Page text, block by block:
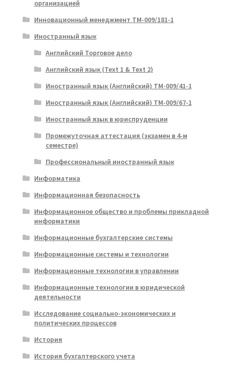
организацией
Инновационный менеджмент ТМ-009/181-1
Иностранный язык
Английский Торговое дело
Английский язык (Text 1 & Text 2)
Иностранный язык (Английский) ТМ-009/41-1
Иностранный язык (Английский) ТМ-009/67-1
Иностранный язык в юриспруденции
Промежуточная аттестация (экзамен в 4-м
семестре)
Профессиональный иностранный язык
Информатика
Информационная безопасность
Информационное общество и проблемы прикладной
информатики
Информационные бухгалтерские системы
Информационные системы и технологии
Информационные технологии в управлении
Информационные технологии в юридической
деятельности
Исследование социально-экономических и
политических процессов
История
История бухгалтерского учета